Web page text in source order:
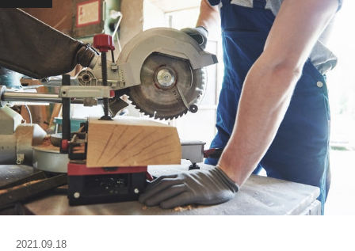
2021.09.18